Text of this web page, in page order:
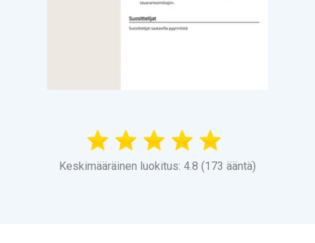
Keskimääräinen luokitus: 4.8 (173 ääntä)